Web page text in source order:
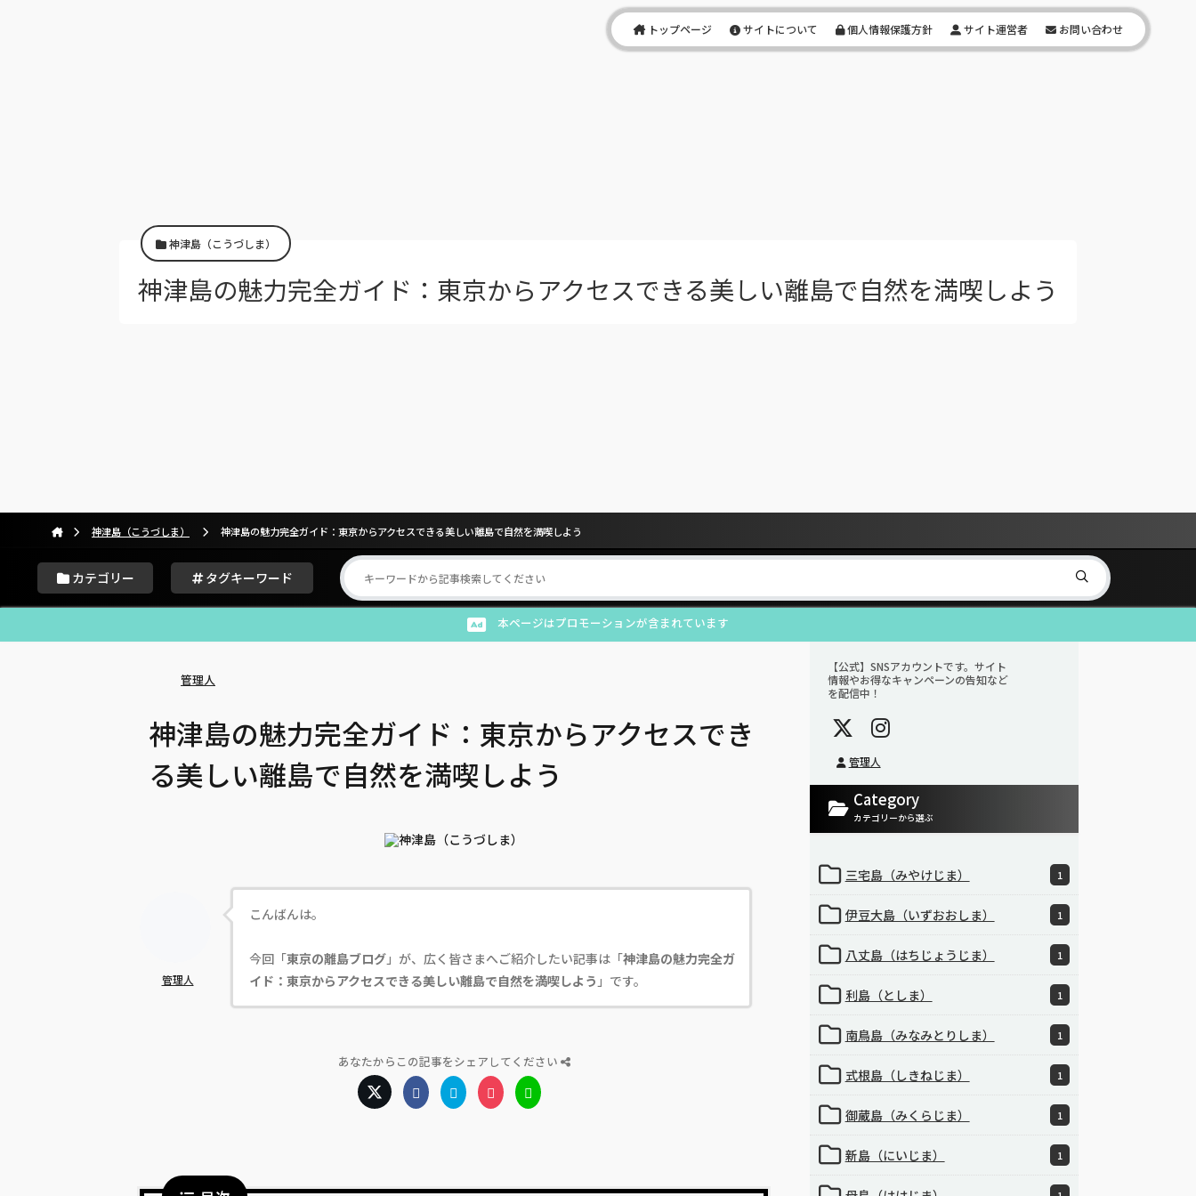
トップページ サイトについて 個人情報保護方針 サイト運営者 お問い合わせ
神津島（こうづしま）
神津島の魅力完全ガイド：東京からアクセスできる美しい離島で自然を満喫しよう
神津島（こうづしま） 神津島の魅力完全ガイド：東京からアクセスできる美しい離島で自然を満喫しよう
カテゴリー タグキーワード
本ページはプロモーションが含まれています
管理人
神津島の魅力完全ガイド：東京からアクセスでき
る美しい離島で自然を満喫しよう
管理人
こんばんは。
今回「東京の離島ブログ」が、広く皆さまへご紹介したい記事は「神津島の魅力完全ガ
イド：東京からアクセスできる美しい離島で自然を満喫しよう 」です。
あなたからこの記事をシェアしてください
【公式】SNSアカウントです。サイト
情報やお得なキャンペーンの告知など
を配信中！
管理人
Category
カテゴリーから選ぶ
三宅島（みやけじま） 1
伊豆大島（いずおおしま） 1
八丈島（はちじょうじま） 1
利島（としま） 1
南鳥島（みなみとりしま） 1
式根島（しきねじま） 1
御蔵島（みくらじま） 1
新島（にいじま） 1